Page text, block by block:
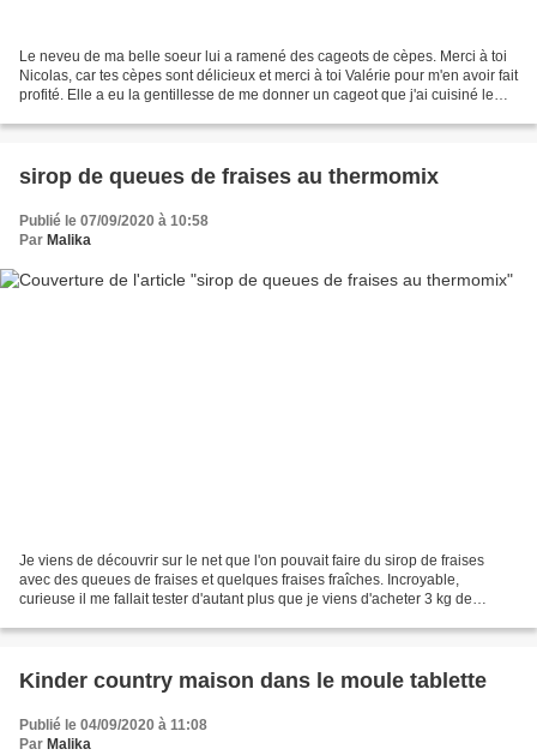
Le neveu de ma belle soeur lui a ramené des cageots de cèpes. Merci à toi
Nicolas, car tes cèpes sont délicieux et merci à toi Valérie pour m'en avoir fait
profité. Elle a eu la gentillesse de me donner un cageot que j'ai cuisiné le
sirop de queues de fraises au thermomix
Publié le 07/09/2020 à 10:58
Par Malika
Je viens de découvrir sur le net que l'on pouvait faire du sirop de fraises
avec des queues de fraises et quelques fraises fraîches. Incroyable,
curieuse il me fallait tester d'autant plus que je viens d'acheter 3 kg de
Kinder country maison dans le moule tablette
Publié le 04/09/2020 à 11:08
Par Malika